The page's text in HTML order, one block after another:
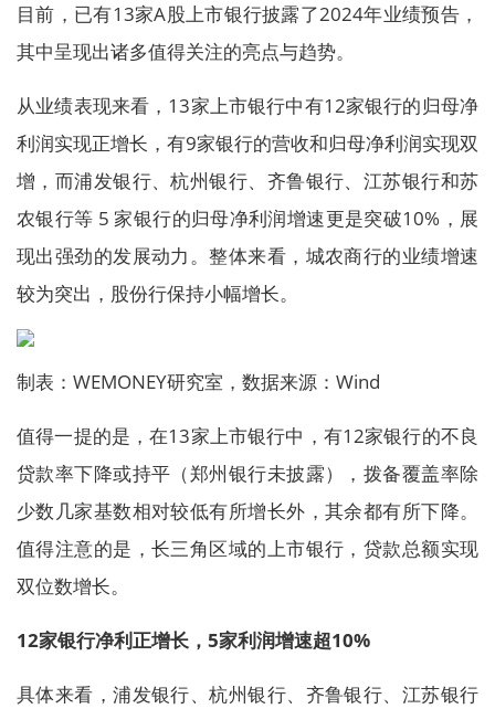
目前，已有13家A股上市银行披露了2024年业绩预告，
其中呈现出诸多值得关注的亮点与趋势。
从业绩表现来看，13家上市银行中有12家银行的归母净
利润实现正增长，有9家银行的营收和归母净利润实现双
增，而浦发银行、杭州银行、齐鲁银行、江苏银行和苏
农银行等 5 家银行的归母净利润增速更是突破10%，展
现出强劲的发展动力。整体来看，城农商行的业绩增速
较为突出，股份行保持小幅增长。
制表：WEMONEY研究室，数据来源：Wind
值得一提的是，在13家上市银行中，有12家银行的不良
贷款率下降或持平（郑州银行未披露），拨备覆盖率除
少数几家基数相对较低有所增长外，其余都有所下降。
值得注意的是，长三角区域的上市银行，贷款总额实现
双位数增长。
12家银行净利正增长，5家利润增速超10%
具体来看，浦发银行、杭州银行、齐鲁银行、江苏银行